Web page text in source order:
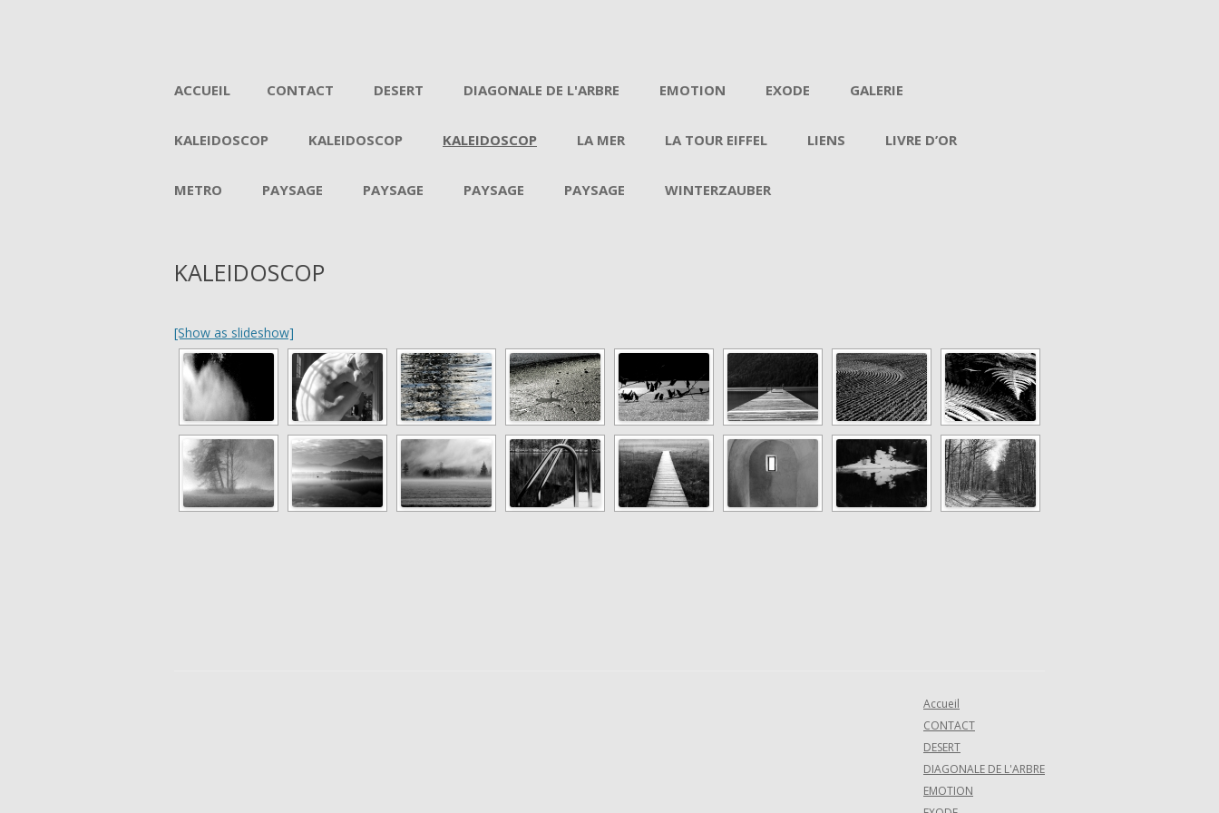
ACCUEIL CONTACT DESERT DIAGONALE DE L'ARBRE EMOTION EXODE GALERIE
KALEIDOSCOP KALEIDOSCOP KALEIDOSCOP LA MER LA TOUR EIFFEL LIENS LIVRE D’OR
METRO PAYSAGE PAYSAGE PAYSAGE PAYSAGE WINTERZAUBER
KALEIDOSCOP
[Show as slideshow]
Accueil
CONTACT
DESERT
DIAGONALE DE L'ARBRE
EMOTION